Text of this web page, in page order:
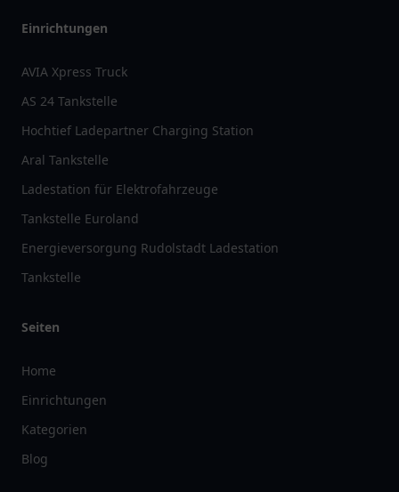
Einrichtungen
AVIA Xpress Truck
AS 24 Tankstelle
Hochtief Ladepartner Charging Station
Aral Tankstelle
Ladestation für Elektrofahrzeuge
Tankstelle Euroland
Energieversorgung Rudolstadt Ladestation
Tankstelle
Seiten
Home
Einrichtungen
Kategorien
Blog